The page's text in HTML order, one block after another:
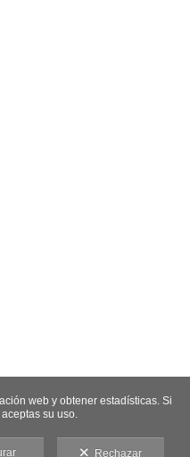
web y obtener estadísticas. Si
su uso.
Rechazar